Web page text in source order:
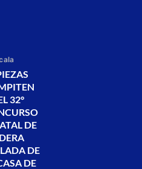
32°
DE
DE
DE